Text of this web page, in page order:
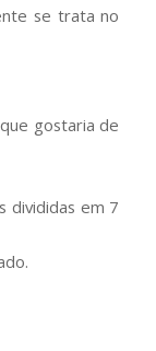
se trata no
gostaria de
divididas em 7